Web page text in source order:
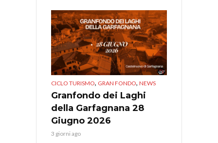
CICLO TURISMO, GRAN FONDO, NEWS
Granfondo dei Laghi
della Garfagnana 28
Giugno 2026
3 giorni ago